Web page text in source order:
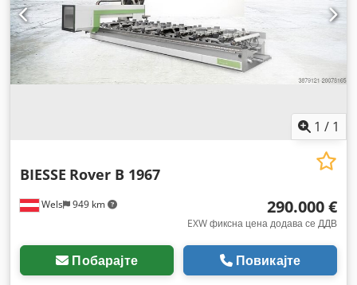
1 / 1
Wels 949 km
BIESSE Rover B 1967
290.000 €
EXW фиксна цена додава се ДДВ
Побарајте Повикајте